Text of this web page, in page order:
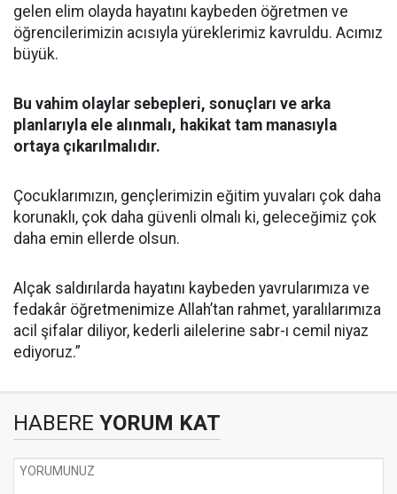
gelen elim olayda hayatını kaybeden öğretmen ve
öğrencilerimizin acısıyla yüreklerimiz kavruldu. Acımız
büyük.
Bu vahim olaylar sebepleri, sonuçları ve arka
planlarıyla ele alınmalı, hakikat tam manasıyla
ortaya çıkarılmalıdır.
Çocuklarımızın, gençlerimizin eğitim yuvaları çok daha
korunaklı, çok daha güvenli olmalı ki, geleceğimiz çok
daha emin ellerde olsun.
Alçak saldırılarda hayatını kaybeden yavrularımıza ve
fedakâr öğretmenimize Allah’tan rahmet, yaralılarımıza
acil şifalar diliyor, kederli ailelerine sabr-ı cemil niyaz
ediyoruz.”
HABERE YORUM KAT